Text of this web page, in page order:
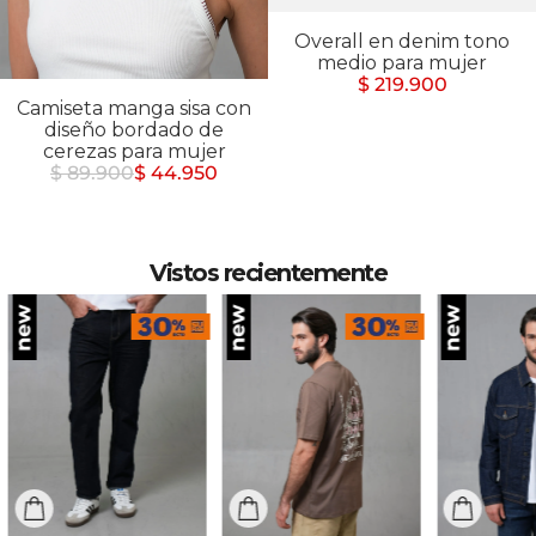
Camiseta manga sisa con
diseño bordado de
cerezas para mujer
$ 89.900$ 44.950
Overall en denim tono
medio para mujer
$ 219.900
Vistos recientemente